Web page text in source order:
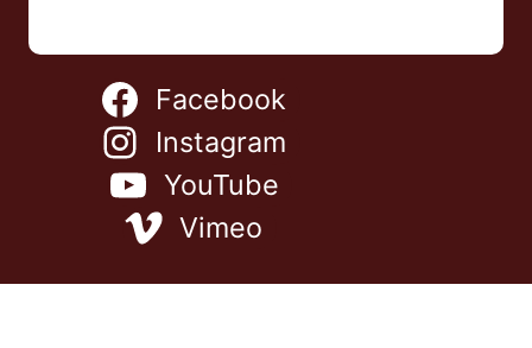
Facebook
Instagram
YouTube
Vimeo